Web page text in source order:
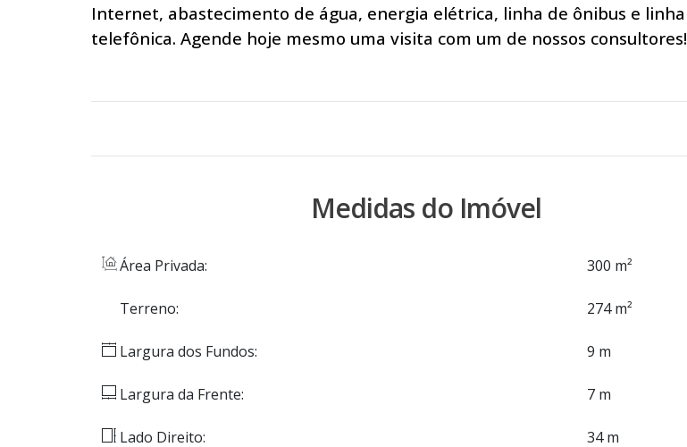
Internet, abastecimento de água, energia elétrica, linha de ônibus e linha
telefônica. Agende hoje mesmo uma visita com um de nossos consultores!
Medidas do Imóvel
Área Privada: 300 m²
Terreno: 274 m²
Largura dos Fundos: 9 m
Largura da Frente: 7 m
Lado Direito: 34 m